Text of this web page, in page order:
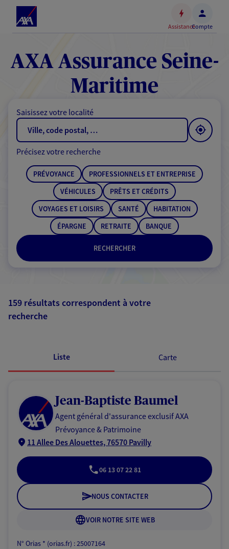
Accéder
contenu
principal
Accéder
au
de
AssistanceCompte
AXA Assurance Seine-
Maritime
Saisissez votre localité
RECHERCHER
Précisez votre recherche
PRÉVOYANCE
PROFESSIONNELS ET ENTREPRISE
VÉHICULES
PRÊTS ET CRÉDITS
VOYAGES ET LOISIRS
SANTÉ
HABITATION
ÉPARGNE
RETRAITE BANQUE
159 résultats correspondent à votre
recherche
Liste Carte
Jean-Baptiste Baumel
Agent général d'assurance exclusif AXA
Prévoyance & Patrimoine
11 Allee Des Alouettes, 76570 Pavilly
06 13 07 22 81
NOUS CONTACTER
VOIR NOTRE SITE WEB
N° Orias * (orias.fr) : 25007164